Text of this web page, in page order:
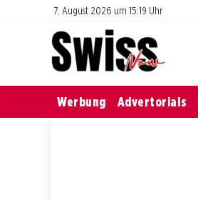
7. August 2026 um 15:19 Uhr
Werbung Advertorials